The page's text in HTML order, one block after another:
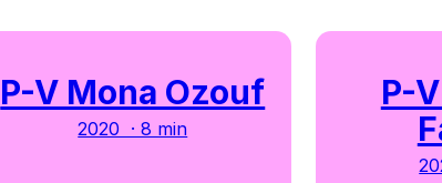
P-V Mona Ozouf
2020 · 8 min
P-